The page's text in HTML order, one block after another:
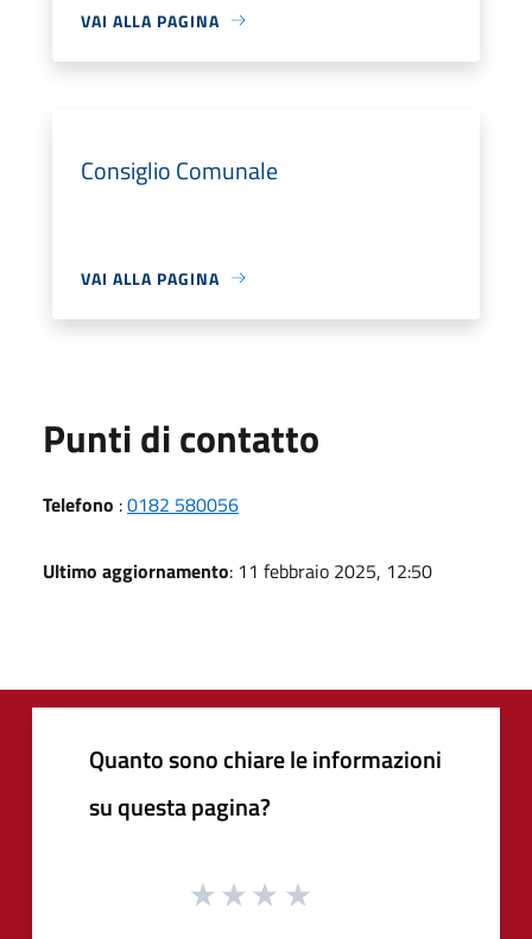
VAI ALLA PAGINA
Consiglio Comunale
VAI ALLA PAGINA
Punti di contatto
Telefono :0182 580056
Ultimo aggiornamento: 11 febbraio 2025, 12:50
Quanto sono chiare le informazioni
su questa pagina?